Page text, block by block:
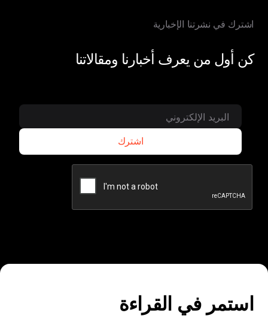
اشترك في نشرتنا الإخبارية
كن أول من يعرف أخبارنا ومقالاتنا
اشترك
اشترك
استمر في القراءة